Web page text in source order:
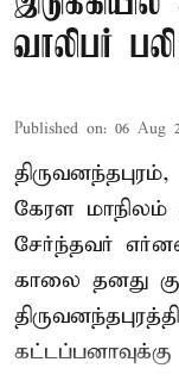
வாலிபர்
Published on: 06 Aug
திருவனந்தபுரம்,
கேரள மாநிலம்
சேர்ந்தவர்
காலை தனது
கட்டப்பனாவுக்கு